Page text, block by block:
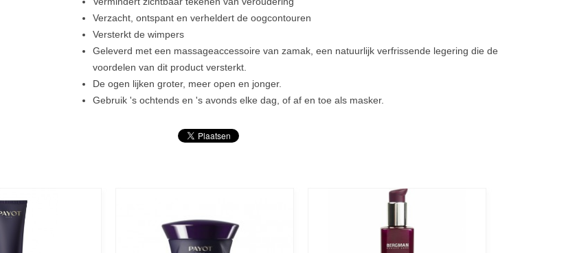
Verzacht, ontspant en verheldert de oogcontouren
Versterkt de wimpers
Geleverd met een massageaccessoire van zamak, een natuurlijk verfrissende legering die de
voordelen van dit product versterkt.
De ogen lijken groter, meer open en jonger.
Gebruik 's ochtends en 's avonds elke dag, of af en toe als masker.